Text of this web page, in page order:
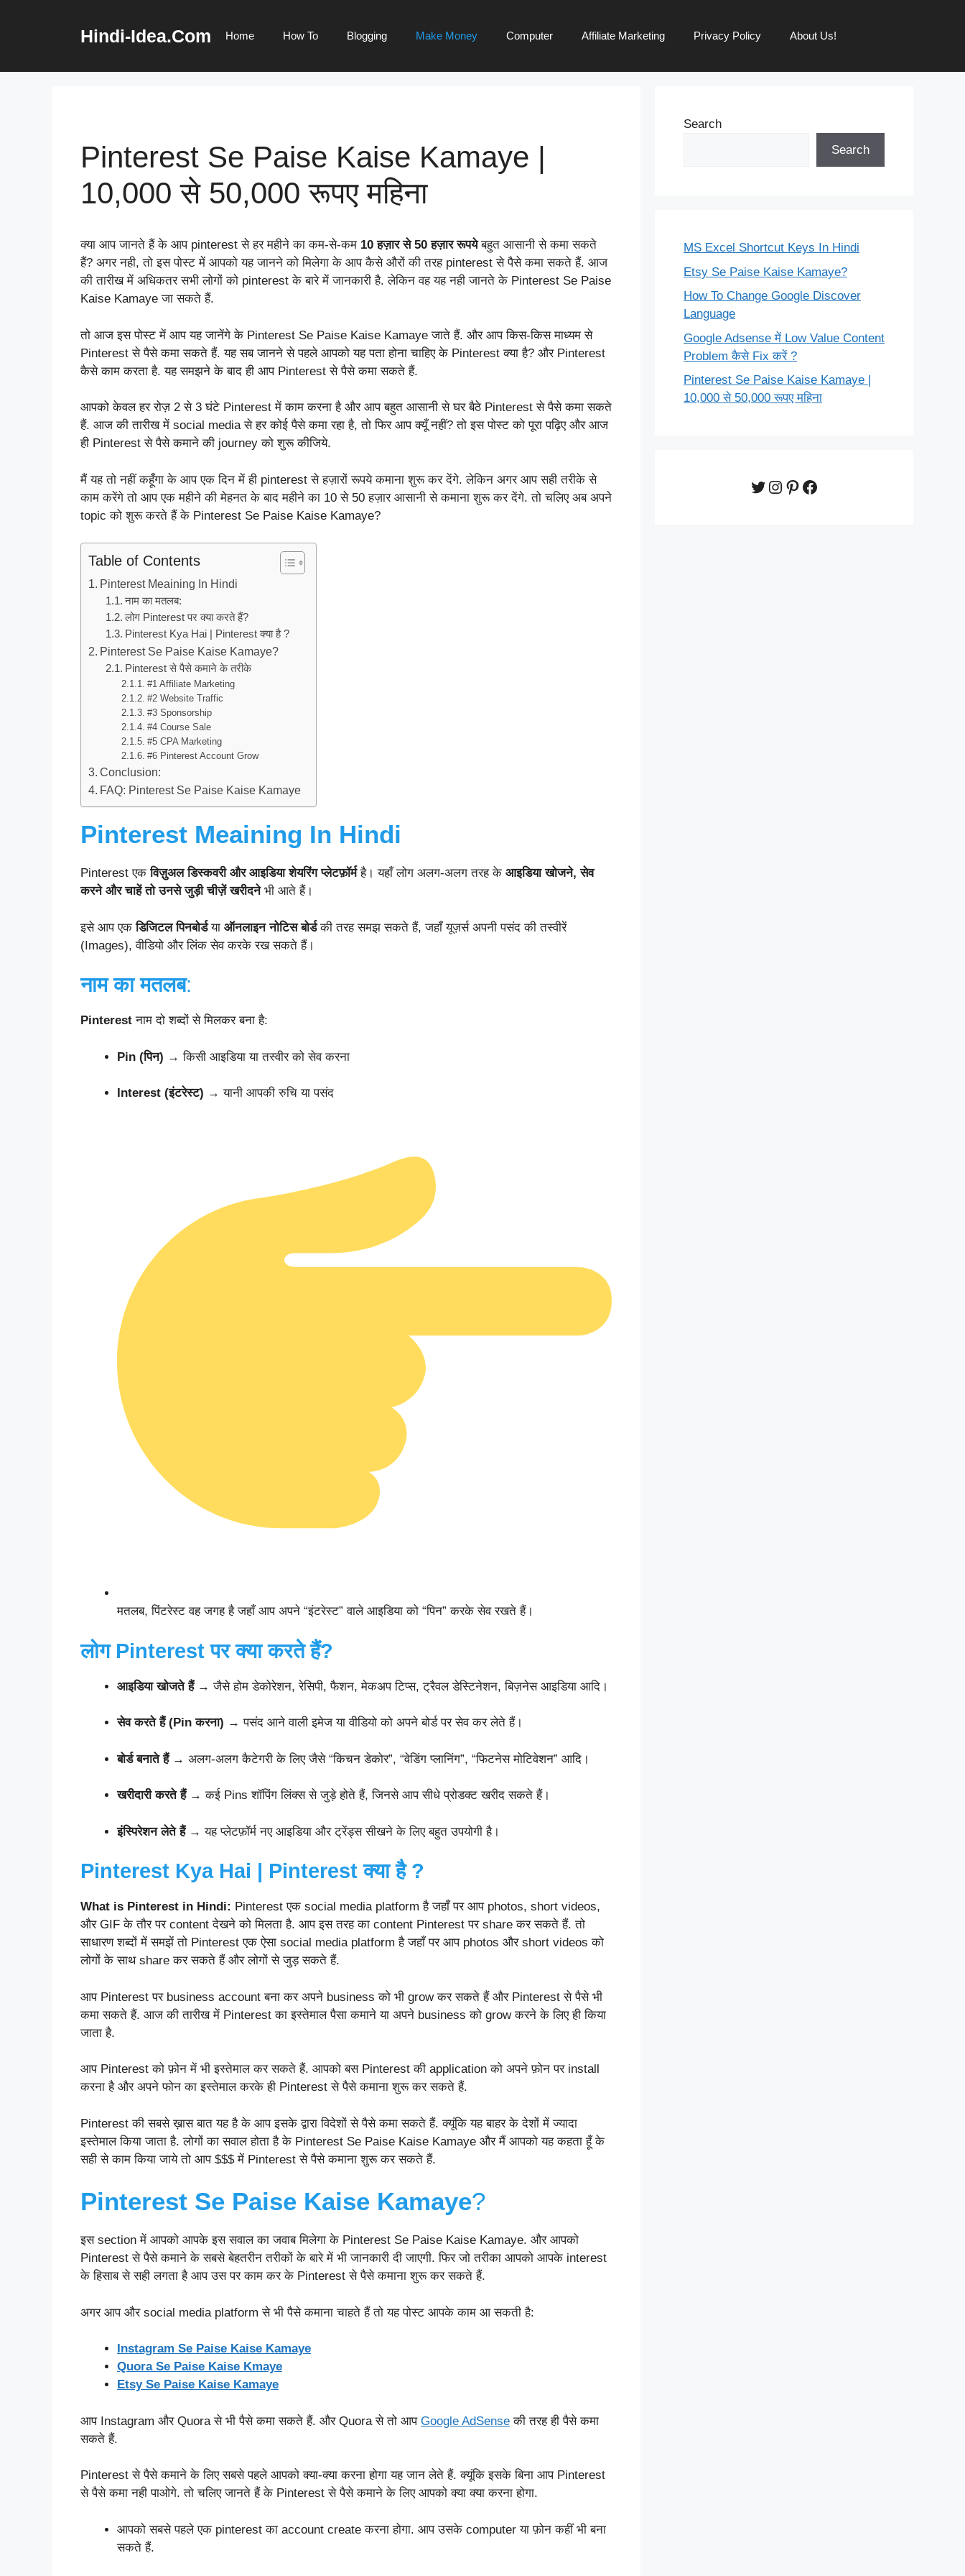
Hindi-Idea.Com Home How To Blogging Make Money Computer Affiliate Marketing Privacy Policy About Us!
Pinterest Se Paise Kaise Kamaye |
10,000 से 50,000 रूपए महिना
क्या आप जानते हैं के आप pinterest से हर महीने का कम-से-कम 10 हज़ार से 50 हज़ार रूपयेबहुत आसानी से कमा सकते
हैं? अगर नही, तो इस पोस्ट में आपको यह जानने को मिलेगा के आप कैसे औरों की तरह pinterest से पैसे कमा सकते हैं. आज
की तारीख में अधिकतर सभी लोगों को pinterest के बारे में जानकारी है. लेकिन वह यह नही जानते के Pinterest Se Paise
Kaise Kamaye जा सकते हैं.
तो आज इस पोस्ट में आप यह जानेंगे के Pinterest Se Paise Kaise Kamaye जाते हैं. और आप किस-किस माध्यम से
Pinterest से पैसे कमा सकते हैं. यह सब जानने से पहले आपको यह पता होना चाहिए के Pinterest क्या है? और Pinterest
कैसे काम करता है. यह समझने के बाद ही आप Pinterest से पैसे कमा सकते हैं.
आपको केवल हर रोज़ 2 से 3 घंटे Pinterest में काम करना है और आप बहुत आसानी से घर बैठे Pinterest से पैसे कमा सकते
हैं. आज की तारीख में social media से हर कोई पैसे कमा रहा है, तो फिर आप क्यूँ नहीं? तो इस पोस्ट को पूरा पढ़िए और आज
ही Pinterest से पैसे कमाने की journey को शुरू कीजिये.
मैं यह तो नहीं कहूँगा के आप एक दिन में ही pinterest से हज़ारों रूपये कमाना शुरू कर देंगे. लेकिन अगर आप सही तरीके से
काम करेंगे तो आप एक महीने की मेहनत के बाद महीने का 10 से 50 हज़ार आसानी से कमाना शुरू कर देंगे. तो चलिए अब अपने
topic को शुरू करते हैं के Pinterest Se Paise Kaise Kamaye?
Table of Contents
Pinterest Meaining In Hindi
नाम का मतलब:
लोग Pinterest पर क्या करते हैं?
Pinterest Kya Hai | Pinterest क्या है ?
Pinterest Se Paise Kaise Kamaye?
Pinterest से पैसे कमाने के तरीके
#1 Affiliate Marketing
#2 Website Traffic
#3 Sponsorship
#4 Course Sale
#5 CPA Marketing
#6 Pinterest Account Grow
Conclusion:
FAQ: Pinterest Se Paise Kaise Kamaye
Pinterest Meaining In Hindi
Pinterest एकविज़ुअल डिस्कवरी और आइडिया शेयरिंग प्लेटफ़ॉर्महै। यहाँ लोग अलग-अलग तरह के आइडिया खोजने, सेव
करने और चाहें तो उनसे जुड़ी चीज़ें खरीदनेभी आते हैं।
इसे आप एकडिजिटल पिनबोर्डया ऑनलाइन नोटिस बोर्डकी तरह समझ सकते हैं, जहाँ यूज़र्स अपनी पसंद की तस्वीरें
(Images), वीडियो और लिंक सेव करके रख सकते हैं।
नाम का मतलब:
Pinterest नाम दो शब्दों से मिलकर बना है:
Pin (पिन) → किसी आइडिया या तस्वीर को सेव करना
Interest (इंटरेस्ट) → यानी आपकी रुचि या पसंद
मतलब, पिंटरेस्ट वह जगह है जहाँ आप अपने “इंटरेस्ट” वाले आइडिया को “पिन” करके सेव रखते हैं।
लोग Pinterest पर क्या करते हैं?
आइडिया खोजते हैं→ जैसे होम डेकोरेशन, रेसिपी, फैशन, मेकअप टिप्स, ट्रैवल डेस्टिनेशन, बिज़नेस आइडिया आदि।
सेव करते हैं (Pin करना) → पसंद आने वाली इमेज या वीडियो को अपने बोर्ड पर सेव कर लेते हैं।
बोर्ड बनाते हैं→ अलग-अलग कैटेगरी के लिए जैसे “किचन डेकोर”, “वेडिंग प्लानिंग”, “फिटनेस मोटिवेशन” आदि।
खरीदारी करते हैं→ कई Pins शॉपिंग लिंक्स से जुड़े होते हैं, जिनसे आप सीधे प्रोडक्ट खरीद सकते हैं।
इंस्पिरेशन लेते हैं→ यह प्लेटफ़ॉर्म नए आइडिया और ट्रेंड्स सीखने के लिए बहुत उपयोगी है।
Pinterest Kya Hai | Pinterest क्या है ?
What is Pinterest in Hindi: Pinterest एक social media platform है जहाँ पर आप photos, short videos,
और GIF के तौर पर content देखने को मिलता है. आप इस तरह का content Pinterest पर share कर सकते हैं. तो
साधारण शब्दों में समझें तो Pinterest एक ऐसा social media platform है जहाँ पर आप photos और short videos को
लोगों के साथ share कर सकते हैं और लोगों से जुड़ सकते हैं.
आप Pinterest पर business account बना कर अपने business को भी grow कर सकते हैं और Pinterest से पैसे भी
कमा सकते हैं. आज की तारीख में Pinterest का इस्तेमाल पैसा कमाने या अपने business को grow करने के लिए ही किया
जाता है.
आप Pinterest को फ़ोन में भी इस्तेमाल कर सकते हैं. आपको बस Pinterest की application को अपने फ़ोन पर install
करना है और अपने फोन का इस्तेमाल करके ही Pinterest से पैसे कमाना शुरू कर सकते हैं.
Pinterest की सबसे ख़ास बात यह है के आप इसके द्वारा विदेशों से पैसे कमा सकते हैं. क्यूंकि यह बाहर के देशों में ज्यादा
इस्तेमाल किया जाता है. लोगों का सवाल होता है के Pinterest Se Paise Kaise Kamaye और मैं आपको यह कहता हूँ के
सही से काम किया जाये तो आप $$$ में Pinterest से पैसे कमाना शुरू कर सकते हैं.
Pinterest Se Paise Kaise Kamaye?
इस section में आपको आपके इस सवाल का जवाब मिलेगा के Pinterest Se Paise Kaise Kamaye. और आपको
Pinterest से पैसे कमाने के सबसे बेहतरीन तरीकों के बारे में भी जानकारी दी जाएगी. फिर जो तरीका आपको आपके interest
के हिसाब से सही लगता है आप उस पर काम कर के Pinterest से पैसे कमाना शुरू कर सकते हैं.
अगर आप और social media platform से भी पैसे कमाना चाहते हैं तो यह पोस्ट आपके काम आ सकती है:
Instagram Se Paise Kaise Kamaye
Quora Se Paise Kaise Kmaye
Etsy Se Paise Kaise Kamaye
आप Instagram और Quora से भी पैसे कमा सकते हैं. और Quora से तो आप Google AdSense की तरह ही पैसे कमा
सकते हैं.
Pinterest से पैसे कमाने के लिए सबसे पहले आपको क्या-क्या करना होगा यह जान लेते हैं. क्यूंकि इसके बिना आप Pinterest
से पैसे कमा नही पाओगे. तो चलिए जानते हैं के Pinterest से पैसे कमाने के लिए आपको क्या क्या करना होगा.
आपको सबसे पहले एक pinterest का account create करना होगा. आप उसके computer या फ़ोन कहीं भी बना
सकते हैं.
Search
Search
MS Excel Shortcut Keys In Hindi
Etsy Se Paise Kaise Kamaye?
How To Change Google Discover
Language
Google Adsense में Low Value Content
Problem कैसे Fix करें ?
Pinterest Se Paise Kaise Kamaye |
10,000 से 50,000 रूपए महिना
Twitter
Instagram
Pinterest
Facebook